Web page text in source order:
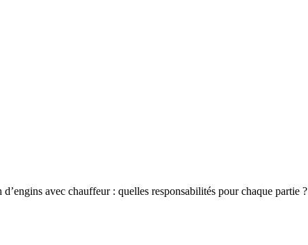
avec chauffeur : quelles responsabilités pour chaque partie ?